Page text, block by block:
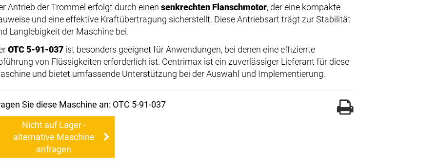
Antrieb der Trommel erfolgt durch einen senkrechten Flanschmotor, der eine kompakte
und eine effektive Kraftübertragung sicherstellt. Diese Antriebsart trägt zur Stabilität
Langlebigkeit der Maschine bei.
OTC 5-91-037 ist besonders geeignet für Anwendungen, bei denen eine effiziente
von Flüssigkeiten erforderlich ist. Centrimax ist ein zuverlässiger Lieferant für diese
und bietet umfassende Unterstützung bei der Auswahl und Implementierung.
Sie diese Maschine an: OTC 5-91-037
Nicht auf Lager -
alternative Maschine
anfragen